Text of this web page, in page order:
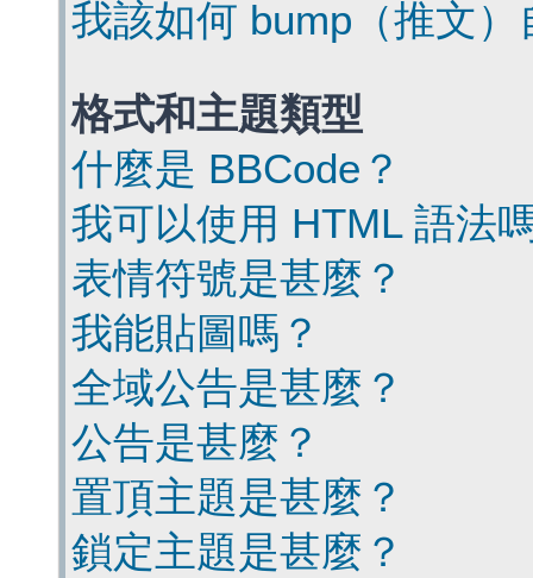
我該如何 bump（推文
格式和主題類型
什麼是 BBCode？
我可以使用 HTML 語法
表情符號是甚麼？
我能貼圖嗎？
全域公告是甚麼？
公告是甚麼？
置頂主題是甚麼？
鎖定主題是甚麼？